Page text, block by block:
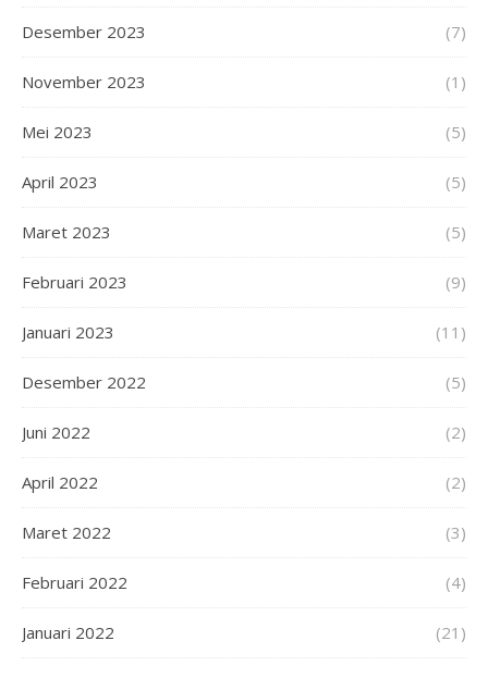
Desember 2023 (7)
November 2023 (1)
Mei 2023 (5)
April 2023 (5)
Maret 2023 (5)
Februari 2023 (9)
Januari 2023 (11)
Desember 2022 (5)
Juni 2022 (2)
April 2022 (2)
Maret 2022 (3)
Februari 2022 (4)
Januari 2022 (21)